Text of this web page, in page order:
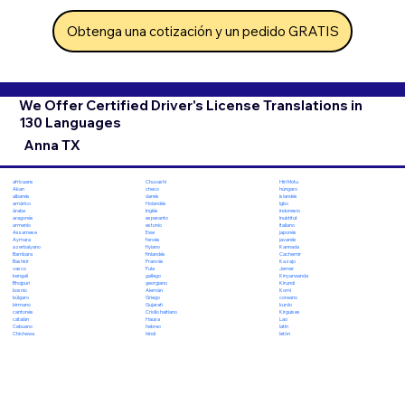
Obtenga una cotización y un pedido GRATIS
We Offer Certified Driver's License Translations in
130 Languages
Anna TX
africaans
Akan
albanés
amárico
árabe
aragonés
armenio
Assamese
Aymara
azerbaiyano
Bambara
Bashkir
vasco
bengalí
Bhojpuri
bosnio
búlgaro
birmano
cantonés
catalán
Cebuano
Chichewa
Chuvashi
checo
danés
Holandés
Inglés
esperanto
estonio
Ewe
feroés
fiyiano
finlandés
Francés
Fula
gallego
georgiano
Alemán
Griego
Gujarati
Criollo haitiano
Hausa
hebreo
hindi
Hiri Motu
húngaro
islandés
Igbo
indonesio
Inuktitut
italiano
japonés
javanés
Kannada
Cachemir
Kazajo
Jemer
Kinyarwanda
Kirundi
Komi
coreano
kurdo
Kirguises
Lao
latín
letón